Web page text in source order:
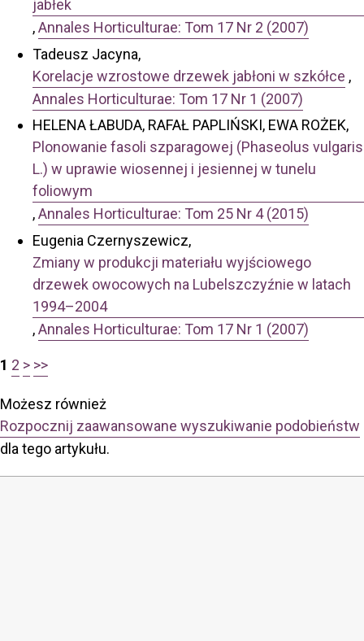
jabłek
,Annales Horticulturae: Tom 17 Nr 2 (2007)
Tadeusz Jacyna,
Korelacje wzrostowe drzewek jabłoni w szkółce ,
Annales Horticulturae: Tom 17 Nr 1 (2007)
HELENA ŁABUDA, RAFAŁ PAPLIŃSKI, EWA ROŻEK,
Plonowanie fasoli szparagowej (Phaseolus vulgaris
L.) w uprawie wiosennej i jesiennej w tunelu
foliowym
,Annales Horticulturae: Tom 25 Nr 4 (2015)
Eugenia Czernyszewicz,
Zmiany w produkcji materiału wyjściowego
drzewek owocowych na Lubelszczyźnie w latach
1994–2004
,Annales Horticulturae: Tom 17 Nr 1 (2007)
1 2 > >>
Możesz również
Rozpocznij zaawansowane wyszukiwanie podobieństw
dla tego artykułu.